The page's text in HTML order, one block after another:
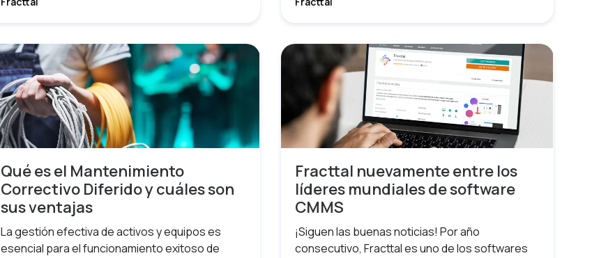
Qué es el Mantenimiento
Correctivo Diferido y cuáles son
sus ventajas
La gestión efectiva de activos y equipos es
esencial para el funcionamiento exitoso de
Fracttal nuevamente entre los
líderes mundiales de software
CMMS
¡Siguen las buenas noticias! Por año
consecutivo, Fracttal es uno de los softwares